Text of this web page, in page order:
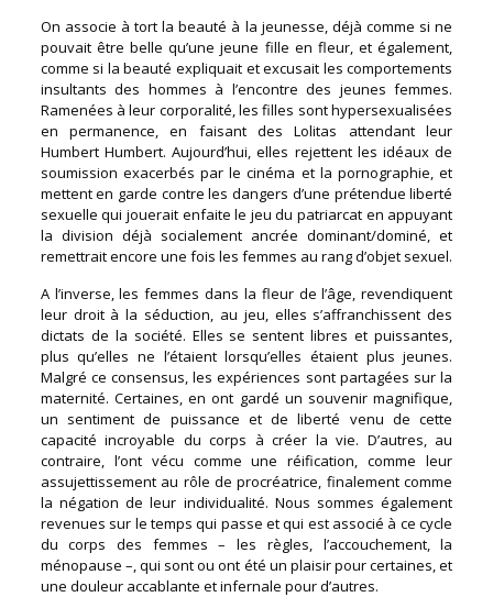
On associe à tort la beauté à la jeunesse, déjà comme si ne
pouvait être belle qu’une jeune fille en fleur, et également,
comme si la beauté expliquait et excusait les comportements
insultants des hommes à l’encontre des jeunes femmes.
Ramenées à leur corporalité, les filles sont hypersexualisées
en permanence, en faisant des Lolitas attendant leur
Humbert Humbert. Aujourd’hui, elles rejettent les idéaux de
soumission exacerbés par le cinéma et la pornographie, et
mettent en garde contre les dangers d’une prétendue liberté
sexuelle qui jouerait enfaite le jeu du patriarcat en appuyant
la division déjà socialement ancrée dominant/dominé, et
remettrait encore une fois les femmes au rang d’objet sexuel.
A l’inverse, les femmes dans la fleur de l’âge, revendiquent
leur droit à la séduction, au jeu, elles s’affranchissent des
dictats de la société. Elles se sentent libres et puissantes,
plus qu’elles ne l’étaient lorsqu’elles étaient plus jeunes.
Malgré ce consensus, les expériences sont partagées sur la
maternité. Certaines, en ont gardé un souvenir magnifique,
un sentiment de puissance et de liberté venu de cette
capacité incroyable du corps à créer la vie. D’autres, au
contraire, l’ont vécu comme une réification, comme leur
assujettissement au rôle de procréatrice, finalement comme
la négation de leur individualité. Nous sommes également
revenues sur le temps qui passe et qui est associé à ce cycle
du corps des femmes – les règles, l’accouchement, la
ménopause –, qui sont ou ont été un plaisir pour certaines, et
une douleur accablante et infernale pour d’autres.